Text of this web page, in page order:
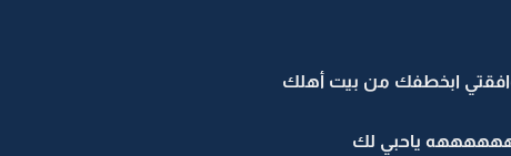
ابخطفك من بيت أهلك
ياحبي لك